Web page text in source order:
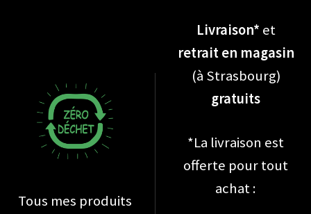
Tous mes produits
Livraison* et
retrait en magasin
(à Strasbourg)
gratuits
*La livraison est
offerte pour tout
achat :